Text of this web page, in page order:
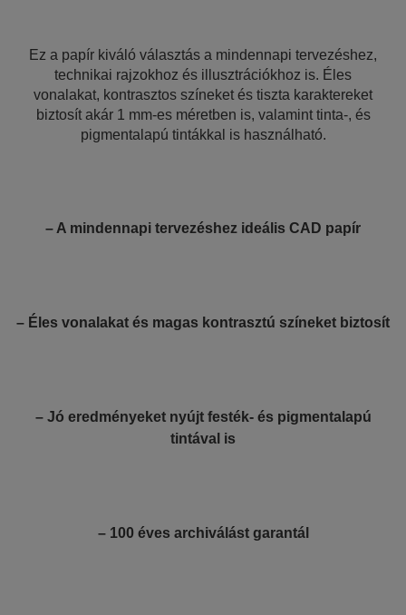
Ez a papír kiváló választás a mindennapi tervezéshez,
technikai rajzokhoz és illusztrációkhoz is. Éles
vonalakat, kontrasztos színeket és tiszta karaktereket
biztosít akár 1 mm-es méretben is, valamint tinta-, és
pigmentalapú tintákkal is használható.
– A mindennapi tervezéshez ideális CAD papír
– Éles vonalakat és magas kontrasztú színeket biztosít
– Jó eredményeket nyújt festék- és pigmentalapú
tintával is
– 100 éves archiválást garantál